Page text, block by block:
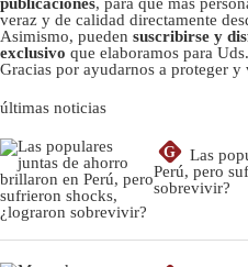
veraz y de calidad directamente
Asimismo, pueden suscribirse y
exclusivo que elaboramos para Uds.
Gracias por ayudarnos a proteger y
últimas noticias
G
Las
Perú, pero
sobrevivir?